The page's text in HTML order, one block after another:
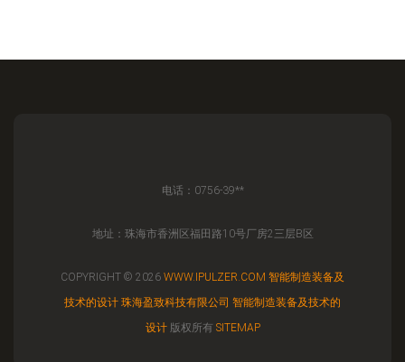
电话：0756-39**
地址：珠海市香洲区福田路10号厂房2三层B区
COPYRIGHT © 2026 WWW.IPULZER.COM 智能制造装备及
技术的设计 珠海盈致科技有限公司 智能制造装备及技术的
设计版权所有 SITEMAP